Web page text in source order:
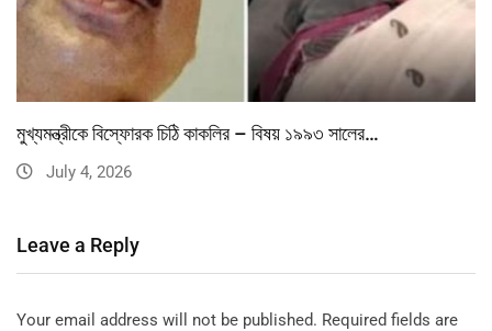
মুখ্যমন্ত্রীকে বিস্ফোরক চিঠি কাকলির – বিষয় ১৯৯৩ সালের…
July 4, 2026
Leave a Reply
Your email address will not be published. Required fields are